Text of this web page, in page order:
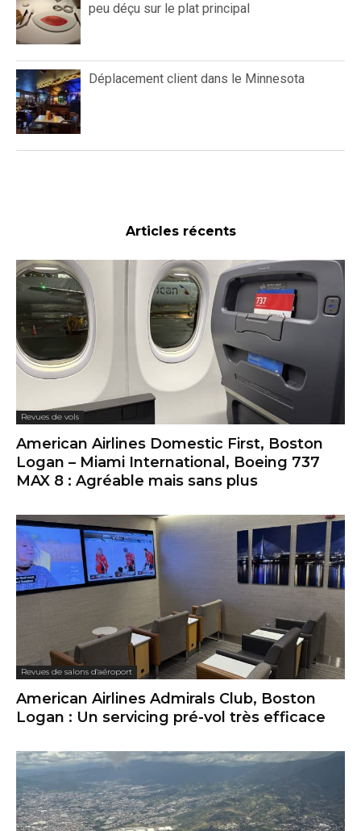
peu déçu sur le plat principal
Déplacement client dans le Minnesota
Articles récents
Revues de vols
American Airlines Domestic First, Boston
Logan – Miami International, Boeing 737
MAX 8 : Agréable mais sans plus
Revues de salons d'aéroport
American Airlines Admirals Club, Boston
Logan : Un servicing pré-vol très efficace